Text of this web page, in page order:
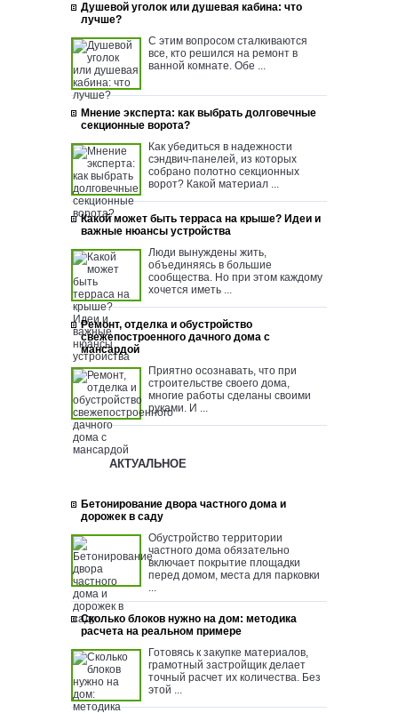
Душевой уголок или душевая кабина: что
лучше?
С этим вопросом сталкиваются
все, кто решился на ремонт в
ванной комнате. Обе ...
Мнение эксперта: как выбрать долговечные
секционные ворота?
Как убедиться в надежности
сэндвич-панелей, из которых
собрано полотно секционных
ворот? Какой материал ...
Какой может быть терраса на крыше? Идеи и
важные нюансы устройства
Люди вынуждены жить,
объединяясь в большие
сообщества. Но при этом каждому
хочется иметь ...
Ремонт, отделка и обустройство
свежепостроенного дачного дома с
мансардой
Приятно осознавать, что при
строительстве своего дома,
многие работы сделаны своими
руками. И ...
АКТУАЛЬНОЕ
Бетонирование двора частного дома и
дорожек в саду
Обустройство территории
частного дома обязательно
включает покрытие площадки
перед домом, места для парковки
...
Сколько блоков нужно на дом: методика
расчета на реальном примере
Готовясь к закупке материалов,
грамотный застройщик делает
точный расчет их количества. Без
этой ...